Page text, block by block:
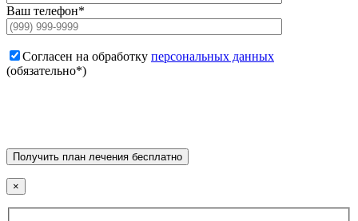
Ваш телефон*
Согласен на обработку персональных данных
(обязательно*)
×